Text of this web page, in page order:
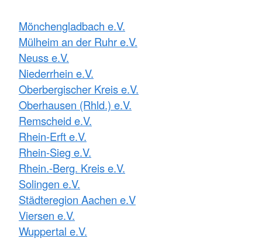
Mönchengladbach e.V.
Mülheim an der Ruhr e.V.
Neuss e.V.
Niederrhein e.V.
Oberbergischer Kreis e.V.
Oberhausen (Rhld.) e.V.
Remscheid e.V.
Rhein-Erft e.V.
Rhein-Sieg e.V.
Rhein.-Berg. Kreis e.V.
Solingen e.V.
Städteregion Aachen e.V
Viersen e.V.
Wuppertal e.V.